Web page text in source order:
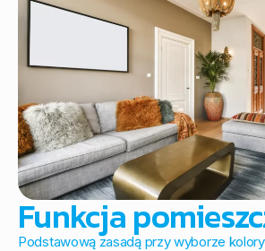
Funkcja
Podstawową zasadą przy wyborze